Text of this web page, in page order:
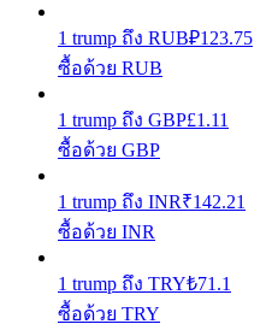
ผลตอบแทนสูงและเข้าถึง
Launchpool
1 trump ถึง RUB₽123.75
ซื้อด้วย RUB
1 trump ถึง GBP£1.11
ซื้อด้วย GBP
1 trump ถึง INR₹142.21
ซื้อด้วย INR
1 trump ถึง TRY₺71.1
ซื้อด้วย TRY